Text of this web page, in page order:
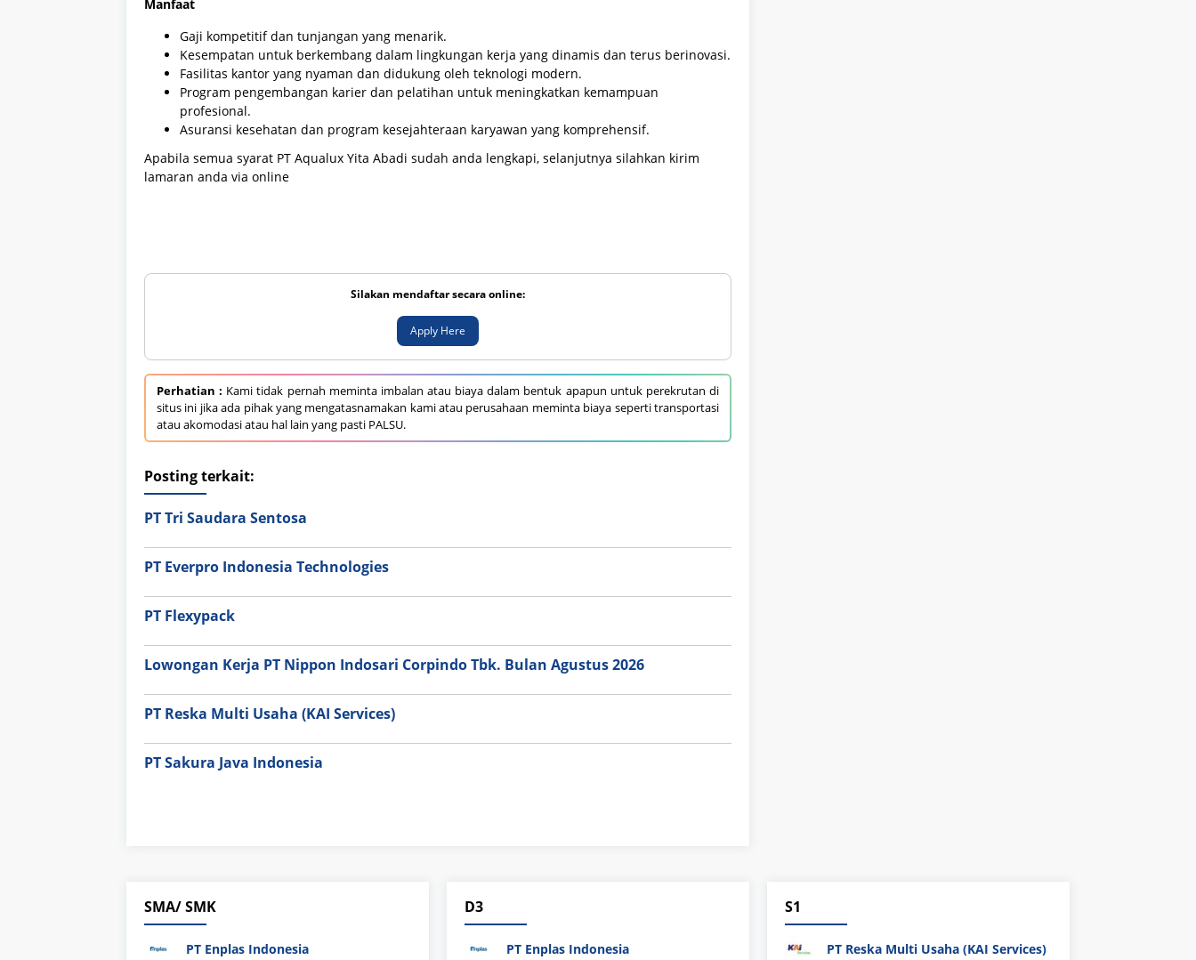
Manfaat
Gaji kompetitif dan tunjangan yang menarik.
Kesempatan untuk berkembang dalam lingkungan kerja yang dinamis dan terus berinovasi.
Fasilitas kantor yang nyaman dan didukung oleh teknologi modern.
Program pengembangan karier dan pelatihan untuk meningkatkan kemampuan
profesional.
Asuransi kesehatan dan program kesejahteraan karyawan yang komprehensif.
Apabila semua syarat PT Aqualux Yita Abadi sudah anda lengkapi, selanjutnya silahkan kirim
lamaran anda via online
Silakan mendaftar secara online:
Apply Here
Perhatian : Kami tidak pernah meminta imbalan atau biaya dalam bentuk apapun untuk perekrutan di
situs ini jika ada pihak yang mengatasnamakan kami atau perusahaan meminta biaya seperti transportasi
atau akomodasi atau hal lain yang pasti PALSU.
Posting terkait:
PT Tri Saudara Sentosa
PT Everpro Indonesia Technologies
PT Flexypack
Lowongan Kerja PT Nippon Indosari Corpindo Tbk. Bulan Agustus 2026
PT Reska Multi Usaha (KAI Services)
PT Sakura Java Indonesia
SMA/ SMK
PT Enplas Indonesia
D3
PT Enplas Indonesia
S1
PT Reska Multi Usaha (KAI Services)